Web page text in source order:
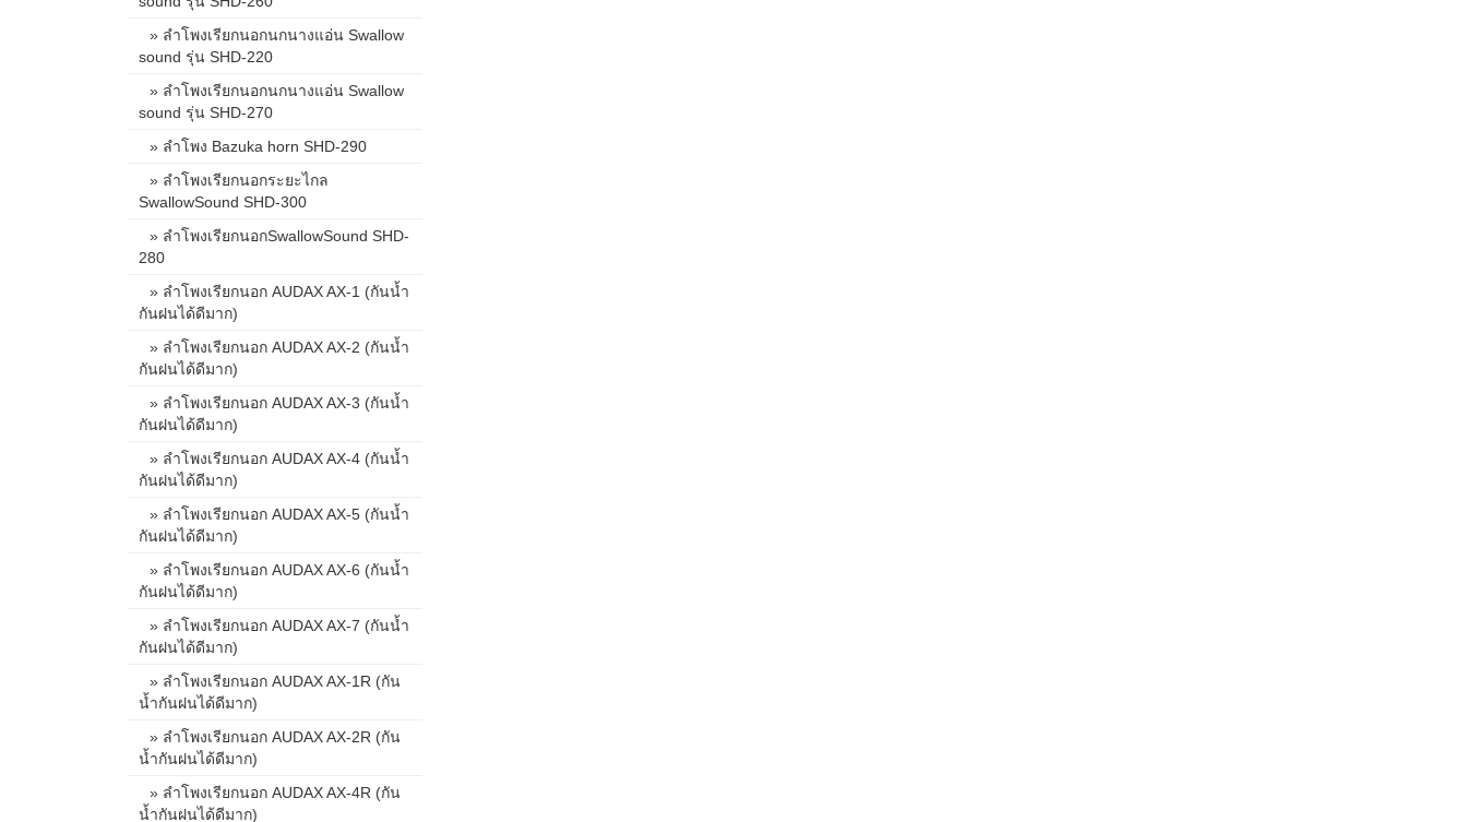
» ลำโพงเรียกนอกนกนางแอ่น Swallow
sound รุ่น SHD-220
» ลำโพงเรียกนอกนกนางแอ่น Swallow
sound รุ่น SHD-270
» ลำโพง Bazuka horn SHD-290
» ลำโพงเรียกนอกระยะไกล
SwallowSound SHD-300
» ลำโพงเรียกนอกSwallowSound SHD-
280
» ลำโพงเรียกนอก AUDAX AX-1 (กันน้ำ
กันฝนได้ดีมาก)
» ลำโพงเรียกนอก AUDAX AX-2 (กันน้ำ
กันฝนได้ดีมาก)
» ลำโพงเรียกนอก AUDAX AX-3 (กันน้ำ
กันฝนได้ดีมาก)
» ลำโพงเรียกนอก AUDAX AX-4 (กันน้ำ
กันฝนได้ดีมาก)
» ลำโพงเรียกนอก AUDAX AX-5 (กันน้ำ
กันฝนได้ดีมาก)
» ลำโพงเรียกนอก AUDAX AX-6 (กันน้ำ
กันฝนได้ดีมาก)
» ลำโพงเรียกนอก AUDAX AX-7 (กันน้ำ
กันฝนได้ดีมาก)
» ลำโพงเรียกนอก AUDAX AX-1R (กัน
น้ำกันฝนได้ดีมาก)
» ลำโพงเรียกนอก AUDAX AX-2R (กัน
น้ำกันฝนได้ดีมาก)
» ลำโพงเรียกนอก AUDAX AX-4R (กัน
น้ำกันฝนได้ดีมาก)